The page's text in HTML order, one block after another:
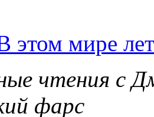
этом мире
чтения с
фарс